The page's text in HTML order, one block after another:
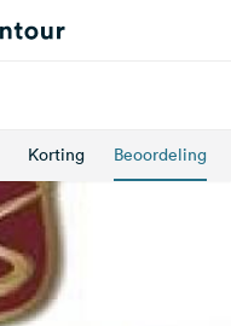
Korting Beoordeling